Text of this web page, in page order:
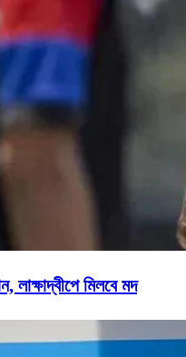
লাক্ষাদ্বীপে মিলবে মদ